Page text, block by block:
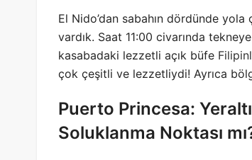
El Nido’dan sabahın dördünde yola
vardık. Saat 11:00 civarında
kasabadaki lezzetli açık büfe
çok çeşitli ve lezzetliydi! Ayrıca
Puerto Princesa:
Soluklanma Noktası